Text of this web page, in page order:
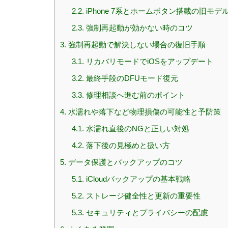
2.2. iPhone 7系とホームボタン搭載の旧モデ
2.3. 強制再起動が効かない時のコツ
3. 強制再起動で解決しない場合の復旧手順
3.1. リカバリモードでiOSをアップデート
3.2. 最終手段のDFUモード復元
3.3. 修理相談へ進む前のポイント
4. 水濡れや落下など物理損傷の可能性と予防策
4.1. 水濡れ直後のNGと正しい対処
4.2. 落下後の見極めと扱い方
5. データ保護とバックアップのコツ
5.1. iCloudバックアップの基本戦略
5.2. ストレージ健全性と更新の重要性
5.3. セキュリティとプライバシーの配慮